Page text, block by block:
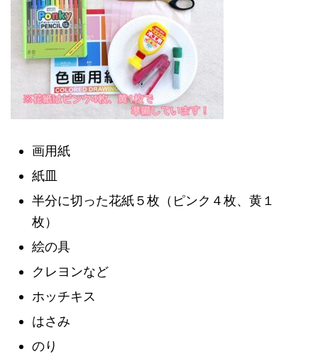
画用紙
紙皿
半分に切った花紙５枚（ピンク４枚、黄１
枚）
絵の具
クレヨンなど
ホッチキス
はさみ
のり